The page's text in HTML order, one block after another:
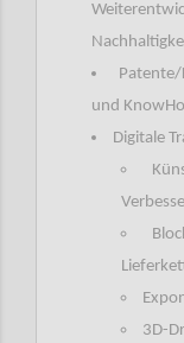
und
Digitale
3D-